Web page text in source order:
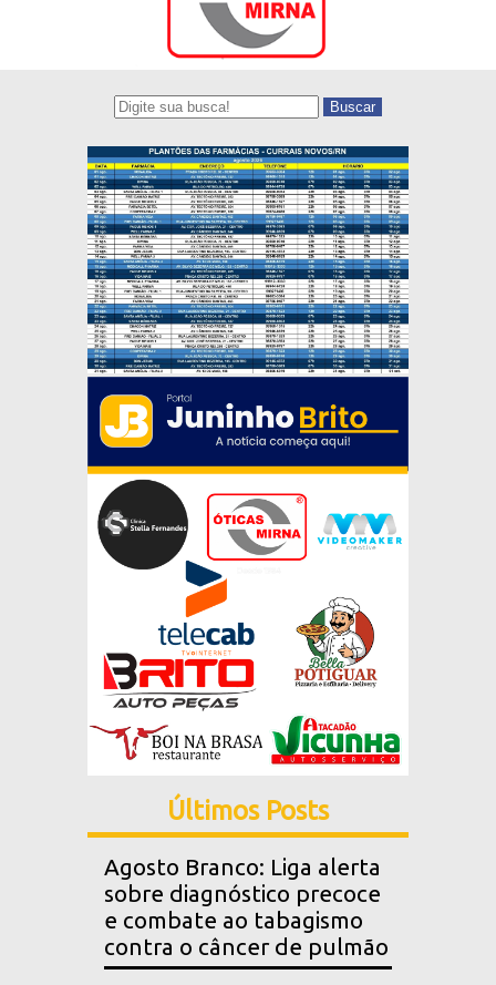
Buscar
Últimos Posts
Agosto Branco: Liga alerta
sobre diagnóstico precoce
e combate ao tabagismo
contra o câncer de pulmão